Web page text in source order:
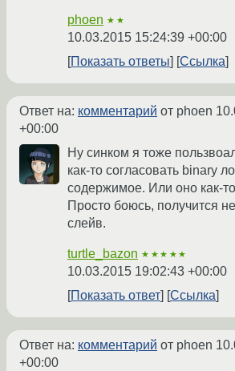
phoen ★★
10.03.2015 15:24:39 +00:00
Показать ответы
Ссылка
Ответ на: комментарий от phoen
+00:00
Ну синком я тоже
как-то согласовать binary
содержимое. Или оно как-
Просто боюсь, получится
слейв.
turtle_bazon ★★★★★
10.03.2015 19:02:43 +00:00
Показать ответ
Ссылка
Ответ на: комментарий от phoen
+00:00